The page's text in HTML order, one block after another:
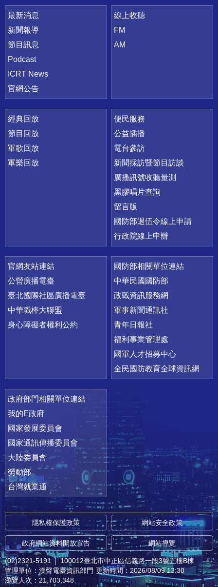
最新消息
新聞報導
節目訊息
Podcast
ICRT News
官網公告
線上收聽
FM
AM
經典回放
節目回放
軍歌回放
軍樂回放
便民服務
公益插播
電台參訪
新聞採訪暨節目訪談
廣播訊號收聽量測
黑膠唱片查詢
留言版
國防部退伍令線上申請
行政院線上申辦
官網友站連結
公營廣播電臺
臺北國際社區廣播電臺
中華職棒大聯盟
身心障礙者權利公約
國防部相關單位連結
中華民國國防部
政戰資訊服務網
軍事新聞通訊社
青年日報社
福利事業管理處
國軍人才招募中心
全民國防教育全球資訊網
政府部門相關單位連結
我的E政府
國家發展委員會
國家通訊傳播委員會
大陸委員會
勞動部
台灣就業通
隱私權保護政策 網站安全政策
政府網站資料開放宣告 網站導覽
(02)2321-5191 │ 100012臺北市中正區信義路一段3號五樓B棟
管理單位：漢聲電臺資訊部門 更新時間：2026/08/09 13:30
瀏覽人次：21,703,348